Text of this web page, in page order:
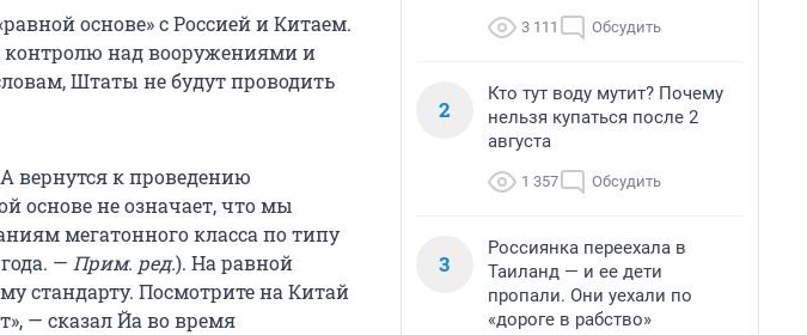
основе» с Россией и Китаем.
контролю над вооружениями и
Штаты не будут проводить
вернутся к проведению
основе не означает, что мы
мегатонного класса по типу
— Прим. ред.). На равной
стандарту. Посмотрите на Китай
— сказал Йа во время
3 111 Обсудить
2
Кто тут воду мутит? Почему
нельзя купаться после 2
августа
1 357 Обсудить
3
Россиянка переехала в
Таиланд — и ее дети
пропали. Они уехали по
«дороге в рабство»